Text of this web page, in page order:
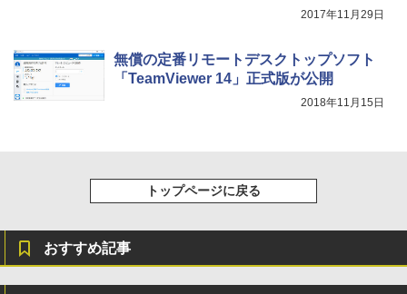
2017年11月29日
無償の定番リモートデスクトップソフト
「TeamViewer 14」正式版が公開
2018年11月15日
トップページに戻る
おすすめ記事